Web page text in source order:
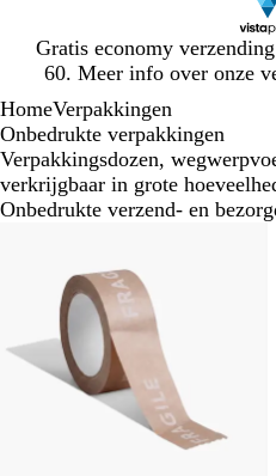
Gratis economy
60. Meer info over onze
1
HomeVerpakkingen
Onbedrukte verpakkingen
Verpakkingsdozen,
verkrijgbaar in grote
Onbedrukte verzend- en